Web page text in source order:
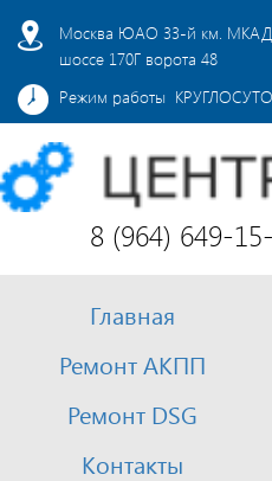
Москва ЮАО 33-й км. МКАД
шоссе 170Г ворота 48
Режим работы
8 (964) 649-
Главная
Ремонт АКПП
Ремонт DSG
Контакты